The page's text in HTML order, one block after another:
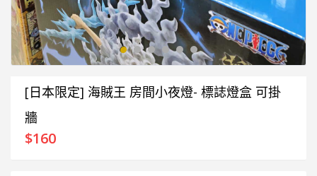
[日本限定] 海賊王 房間小夜燈- 標誌燈盒 可掛
牆
$160